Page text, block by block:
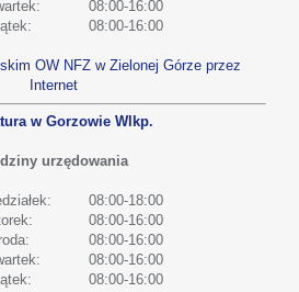
08:00-16:00
08:00-16:00
OW NFZ w Zielonej Górze przez
Internet
w Gorzowie Wlkp.
urzędowania
08:00-18:00
08:00-16:00
08:00-16:00
08:00-16:00
08:00-16:00